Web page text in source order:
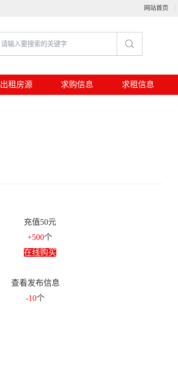
网站首页
出租房源 求购信息 求租信息
充值50元
+500个
在线购买
查看发布信息
-10个